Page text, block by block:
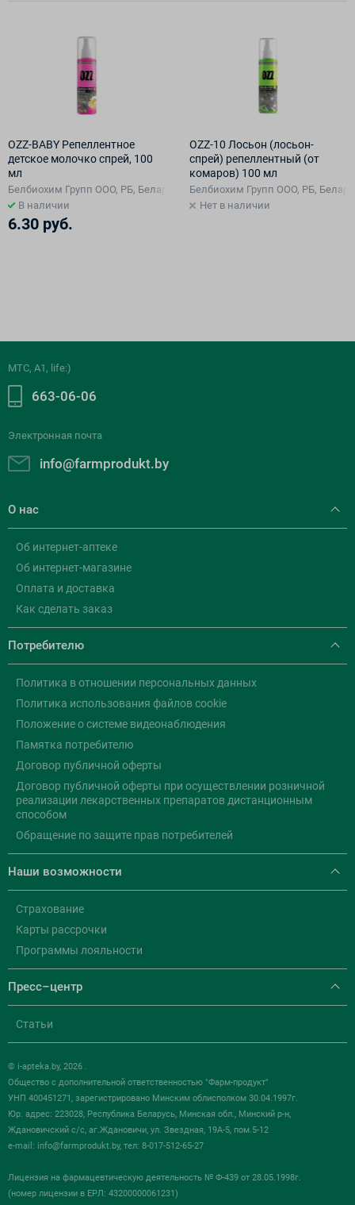
OZZ-BABY Репеллентное
детское молочко спрей, 100
мл
Белбиохим Групп ООО, РБ, Беларусь
В наличии
6.30 руб.
OZZ-10 Лосьон (лосьон-
спрей) репеллентный (от
комаров) 100 мл
Белбиохим Групп ООО, РБ,
Нет в наличии
МТС, A1, life:)
663-06-06
Электронная почта
info@farmprodukt.by
О нас
Об интернет-аптеке
Об интернет-магазине
Оплата и доставка
Как сделать заказ
Потребителю
Политика в отношении персональных данных
Политика использования файлов cookie
Положение о системе видеонаблюдения
Памятка потребителю
Договор публичной оферты
Договор публичной оферты при осуществлении розничной
реализации лекарственных препаратов дистанционным
способом
Обращение по защите прав потребителей
Наши возможности
Страхование
Карты рассрочки
Программы лояльности
Пресс–центр
Статьи
© i-apteka.by, 2026 .
Общество с дополнительной ответственностью "Фарм-продукт"
УНП 400451271, зарегистрировано Минским облисполком 30.04.1997г.
Юр. адрес: 223028, Республика Беларусь, Минская обл., Минский р-н,
Ждановичский с/с, аг.Ждановичи, ул. Звездная, 19А-5, пом.5-12
e-mail: info@farmprodukt.by, тел: 8-017-512-65-27
Лицензия на фармацевтическую деятельность № Ф-439 от 28.05.1998г.
(номер лицензии в ЕРЛ: 43200000061231)